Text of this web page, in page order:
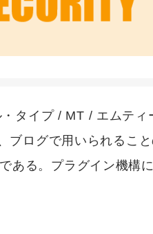
タイプ / MT / エムティ
ブログで用いられるこ
ある。プラグイン機構